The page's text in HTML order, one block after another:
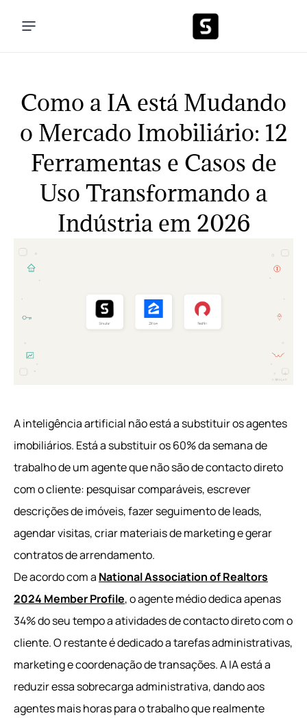
Como a IA está Mudando
o Mercado Imobiliário: 12
Ferramentas e Casos de
Uso Transformando a
Indústria em 2026
A inteligência artificial não está a substituir os agentes
imobiliários. Está a substituir os 60% da semana de
trabalho de um agente que não são de contacto direto
com o cliente: pesquisar comparáveis, escrever
descrições de imóveis, fazer seguimento de leads,
agendar visitas, criar materiais de marketing e gerar
contratos de arrendamento.
De acordo com a National Association of Realtors
2024 Member Profile, o agente médio dedica apenas
34% do seu tempo a atividades de contacto direto com o
cliente. O restante é dedicado a tarefas administrativas,
marketing e coordenação de transações. A IA está a
reduzir essa sobrecarga administrativa, dando aos
agentes mais horas para o trabalho que realmente